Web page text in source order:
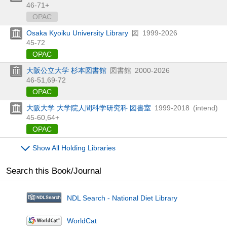
46-71+
OPAC
Osaka Kyoiku University Library 図 1999-2026
45-72
OPAC
大阪公立大学 杉本図書館 図書館 2000-2026
46-51, 69-72
OPAC
大阪大学 大学院人間科学研究科 図書室 1999-2018 (intend)
45-60, 64+
OPAC
Show All Holding Libraries
Search this Book/Journal
NDL Search - National Diet Library
WorldCat